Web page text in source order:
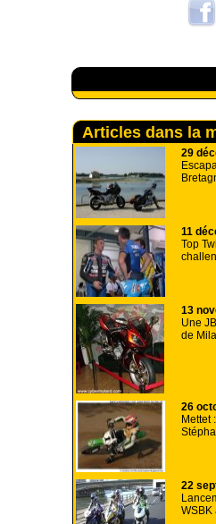
Articles dans la
29
11
Top
13
Une
de
26
Mettet
22
WSBK